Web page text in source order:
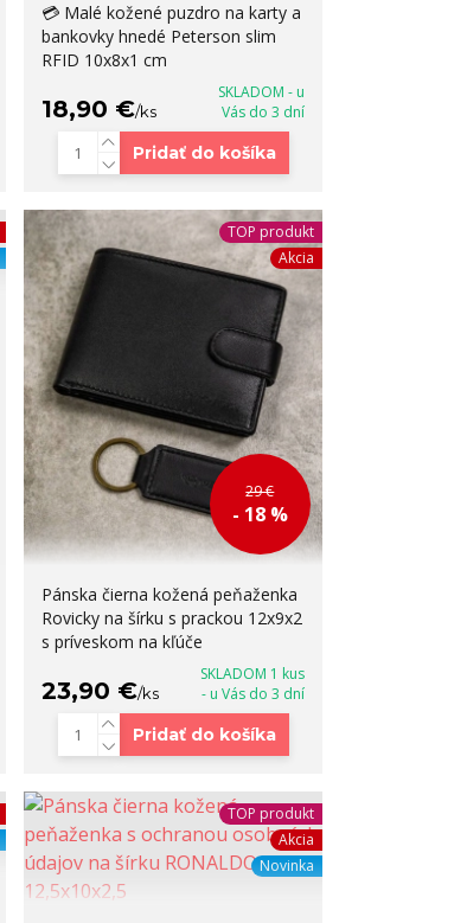
💳 Malé kožené puzdro na karty a
bankovky hnedé Peterson slim
RFID 10x8x1 cm
18,90 €/ks
SKLADOM - u
Vás do 3 dní
Pridať do košíka
TOP produkt
Akcia
29 €
- 18 %
Pánska čierna kožená peňaženka
Rovicky na šírku s prackou 12x9x2
s príveskom na kľúče
23,90 €/ks
SKLADOM 1 kus
- u Vás do 3 dní
Pridať do košíka
TOP produkt
Akcia
Novinka